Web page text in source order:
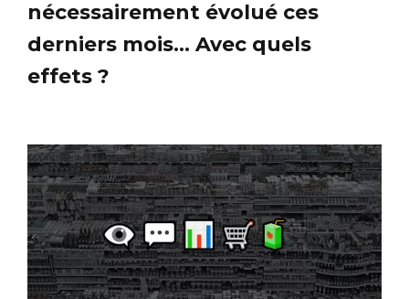
nécessairement évolué ces
derniers mois... Avec quels
effets ?